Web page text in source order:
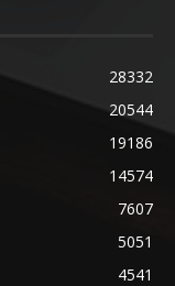
28332
20544
19186
14574
7607
5051
4541